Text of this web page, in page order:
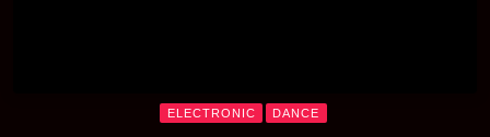
DANCE
ELECTRONIC